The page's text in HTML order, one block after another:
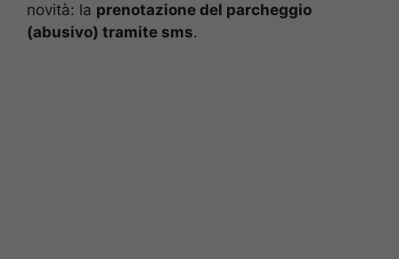
novità: la prenotazione del parcheggio
(abusivo) tramite sms.